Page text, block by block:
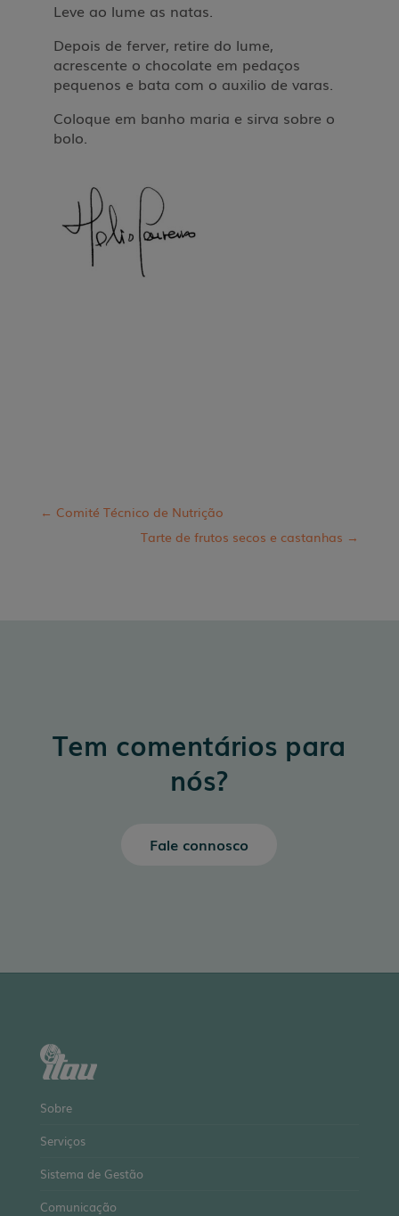
Leve ao lume as natas.
Depois de ferver, retire do lume,
acrescente o chocolate em pedaços
pequenos e bata com o auxilio de varas.
Coloque em banho maria e sirva sobre o
bolo.
← Comité Técnico de Nutrição
Tarte de frutos secos e castanhas →
Tem comentários para
nós?
Fale connosco
Sobre
Serviços
Sistema de Gestão
Comunicação